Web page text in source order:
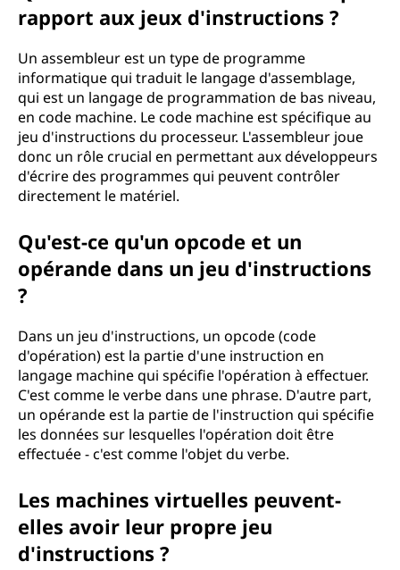
rapport aux jeux d'instructions ?
Un assembleur est un type de programme
informatique qui traduit le langage d'assemblage,
qui est un langage de programmation de bas niveau,
en code machine. Le code machine est spécifique au
jeu d'instructions du processeur. L'assembleur joue
donc un rôle crucial en permettant aux développeurs
d'écrire des programmes qui peuvent contrôler
directement le matériel.
Qu'est-ce qu'un opcode et un
opérande dans un jeu d'instructions
?
Dans un jeu d'instructions, un opcode (code
d'opération) est la partie d'une instruction en
langage machine qui spécifie l'opération à effectuer.
C'est comme le verbe dans une phrase. D'autre part,
un opérande est la partie de l'instruction qui spécifie
les données sur lesquelles l'opération doit être
effectuée - c'est comme l'objet du verbe.
Les machines virtuelles peuvent-
elles avoir leur propre jeu
d'instructions ?